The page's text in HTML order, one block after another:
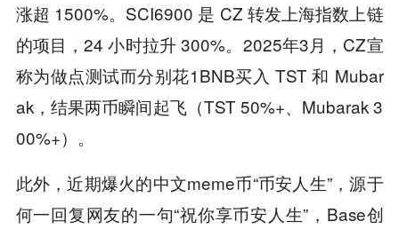
涨超 1500%。SCI6900 是 CZ 转发上海指数上链
的项目，24 小时拉升 300%。2025年3月，CZ宣
称为做点测试而分别花1BNB买入 TST 和 Mubar
ak，结果两币瞬间起飞（TST 50%+、Mubarak 3
00%+）。
此外，近期爆火的中文meme币“币安人生”，源于
何一回复网友的一句“祝你享币安人生”，Base创